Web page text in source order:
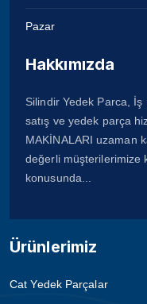
Pazar
Hakkımızda
Silindir Yedek Parca,
satış ve yedek parça
MAKİNALARI uzaman
değerli müşterilerimize
konusunda...
Ürünlerimiz
Cat Yedek Parçalar